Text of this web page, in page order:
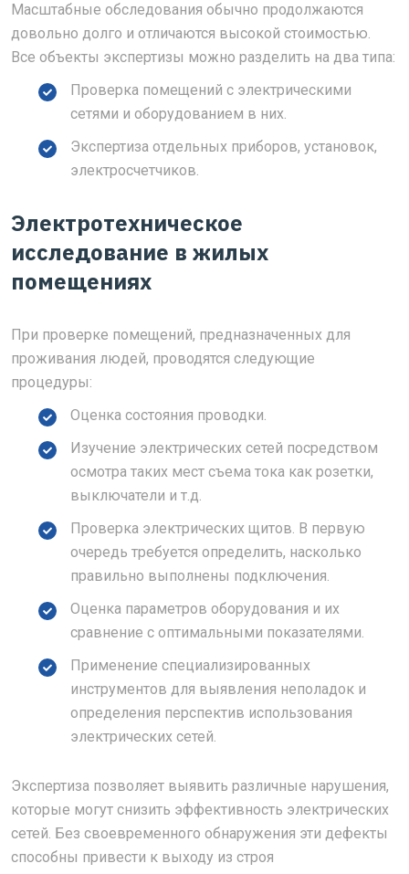
Масштабные обследования обычно продолжаются
довольно долго и отличаются высокой стоимостью.
Все объекты экспертизы можно разделить на два типа:
Проверка помещений с электрическими
сетями и оборудованием в них.
Экспертиза отдельных приборов, установок,
электросчетчиков.
Электротехническое
исследование в жилых
помещениях
При проверке помещений, предназначенных для
проживания людей, проводятся следующие
процедуры:
Оценка состояния проводки.
Изучение электрических сетей посредством
осмотра таких мест съема тока как розетки,
выключатели и т.д.
Проверка электрических щитов. В первую
очередь требуется определить, насколько
правильно выполнены подключения.
Оценка параметров оборудования и их
сравнение с оптимальными показателями.
Применение специализированных
инструментов для выявления неполадок и
определения перспектив использования
электрических сетей.
Экспертиза позволяет выявить различные нарушения,
которые могут снизить эффективность электрических
сетей. Без своевременного обнаружения эти дефекты
способны привести к выходу из строя